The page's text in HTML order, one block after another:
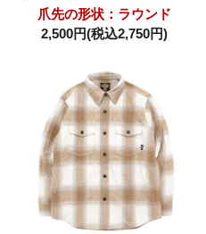
爪先の形状：ラウンド
2,500円(税込2,750円)